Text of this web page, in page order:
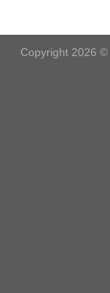
Copyright 2026 ©